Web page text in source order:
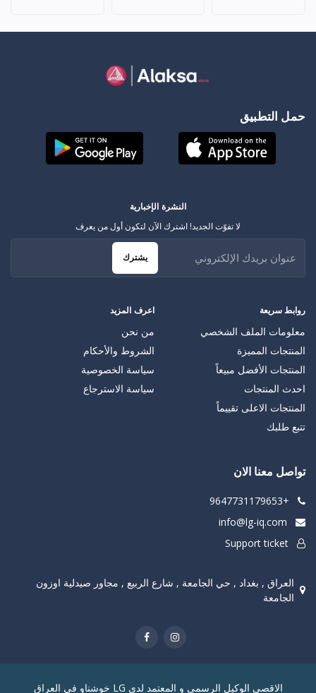
حمل التطبيق
روابط سريعة
معلومات الملف الشخصي
المنتجات المميزة
المنتجات الأفضل مبيعاً
احدث المنتجات
المنتجات الاعلى تقييماً
تتبع طلبك
اعرف المزيد
من نحن
الشروط والأحكام
سياسة الخصوصية
سياسة الاسترجاع
النشرة الإخبارية
لا تفوّت الجديد! اشترك الآن لتكون أول من يعرف
يشترك
تواصل معنا الان
+9647731179653
العراق , بغداد , حي الجامعة , شارع الربيع , مجاور صيدلية اوزون
الجامعة
الاقصى الوكيل الرسمي و المعتمد لدى LG خوشناو في العراق